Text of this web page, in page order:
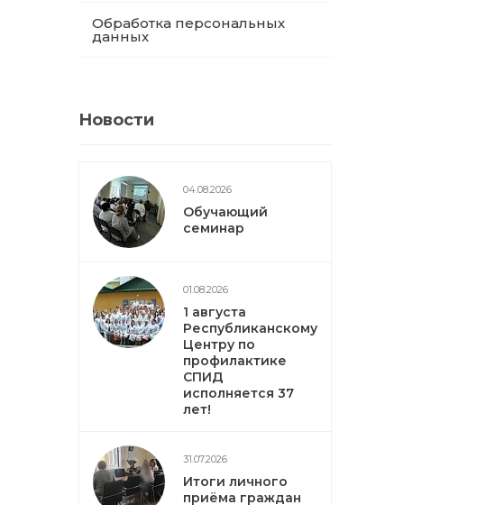
Обработка персональных
данных
Новости
04.08.2026
Обучающий
семинар
01.08.2026
1 августа
Республиканскому
Центру по
профилактике
СПИД
исполняется 37
лет!
31.07.2026
Итоги личного
приёма граждан